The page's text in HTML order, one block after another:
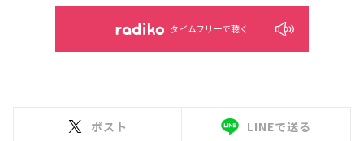
タイムフリーで聴く
ポスト LINEで送る